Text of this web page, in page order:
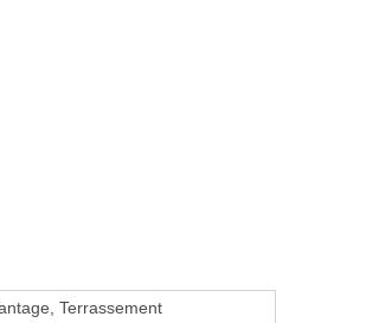
Terrassement